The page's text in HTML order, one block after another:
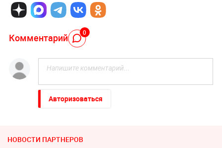
Комментарий 0
Авторизоваться
НОВОСТИ ПАРТНЕРОВ